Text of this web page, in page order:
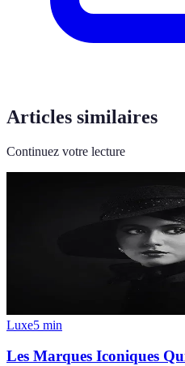
Articles similaires
Continuez votre lecture
Luxe5 min
Les Marques Iconiques